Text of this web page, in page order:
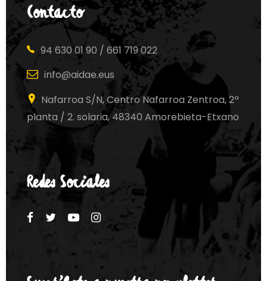
Contacto
94 630 01 90 / 661 719 022
info@aidae.eus
Nafarroa S/N, Centro Nafarroa Zentroa, 2ª
planta / 2. solaria, 48340 Amorebieta-Etxano
Redes Sociales